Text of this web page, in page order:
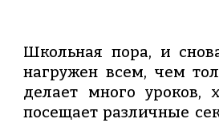
Школьная пора, и
нагружен всем, чем
делает много уроков,
посещает различные